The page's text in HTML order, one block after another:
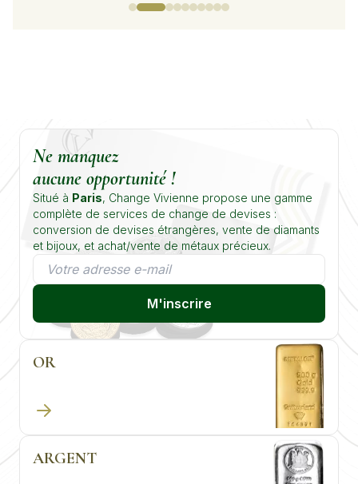
Ne manquez
aucune opportunité !
Situé à Paris, Change Vivienne propose une gamme
complète de services de change de devises :
conversion de devises étrangères, vente de diamants
et bijoux, et achat/vente de métaux précieux.
M'inscrire
OR
ARGENT